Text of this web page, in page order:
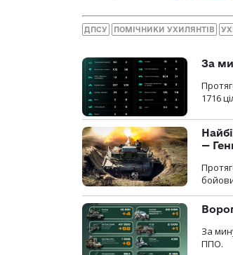
ДПСУ ПОМІЧНИКИ УХИЛЯНТІВ
За
1716
—
За
ППО.